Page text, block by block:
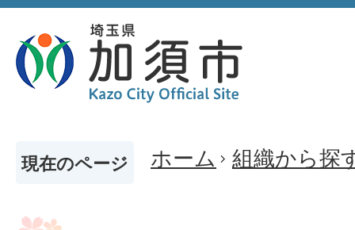
現在のページ ホーム 組織から探